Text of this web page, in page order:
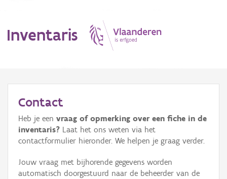
Inventaris
Erfgoedobject
Aanduidingsobject
Waarneming
Contact
Heb je een vraag of opmerking over een fiche in de
inventaris? Laat het ons weten via het
contactformulier hieronder. We helpen je graag verder.
Jouw vraag met bijhorende gegevens worden
automatisch doorgestuurd naar de beheerder van de